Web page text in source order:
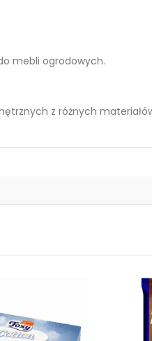
mebli ogrodowych.
z różnych